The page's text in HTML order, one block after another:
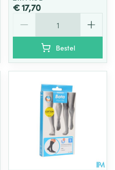
€ 17,70
Bestel